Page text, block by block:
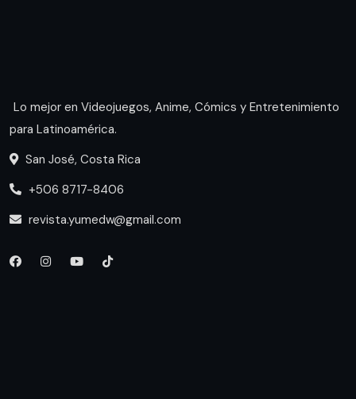
Lo mejor en Videojuegos, Anime, Cómics y Entretenimiento
para Latinoamérica.
San José, Costa Rica
+506 8717-8406
revista.yumedw@gmail.com